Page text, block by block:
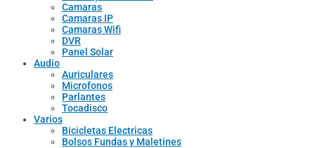
Camaras
Camaras IP
Camaras Wifi
DVR
Panel Solar
Audio
Auriculares
Microfonos
Parlantes
Tocadisco
Varios
Bicicletas Electricas
Bolsos Fundas y Maletines